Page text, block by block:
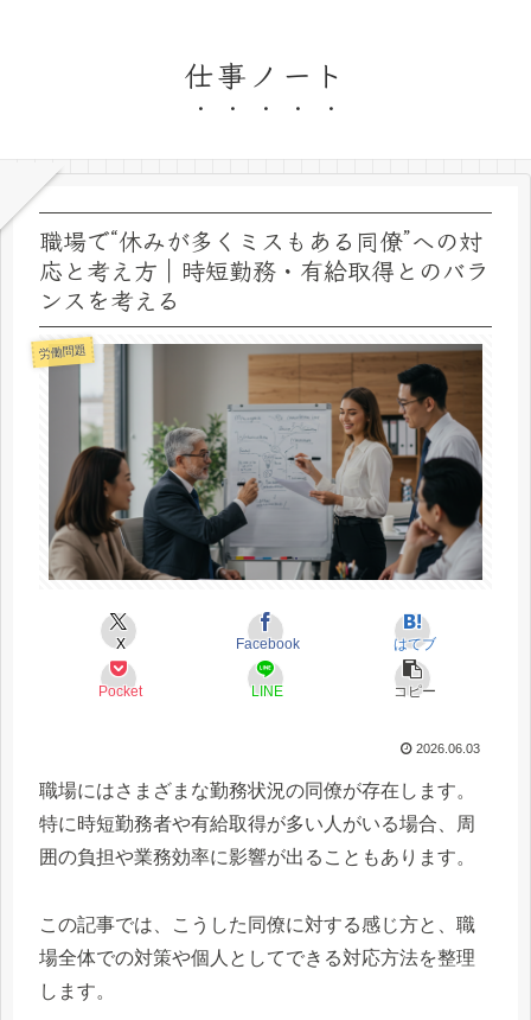
仕事ノート
職場で“休みが多くミスもある同僚”への対
応と考え方｜時短勤務・有給取得とのバラ
ンスを考える
労働問題
X Facebook はてブ
Pocket LINE コピー
2026.06.03
職場にはさまざまな勤務状況の同僚が存在します。
特に時短勤務者や有給取得が多い人がいる場合、周
囲の負担や業務効率に影響が出ることもあります。
この記事では、こうした同僚に対する感じ方と、職
場全体での対策や個人としてできる対応方法を整理
します。